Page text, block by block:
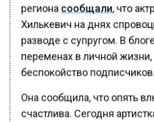
региона сообщали, что
Хилькевич на днях
разводе с супругом. В
переменах в личной
беспокойство подписчиков.
Она сообщила, что опять
счастлива. Сегодня